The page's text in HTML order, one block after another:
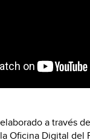
a través
Oficina Digital del